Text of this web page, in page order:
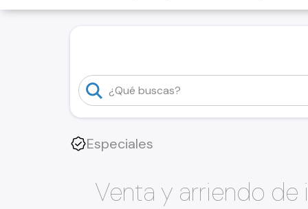
Especiales
Venta y arriendo de